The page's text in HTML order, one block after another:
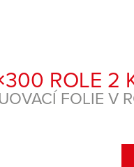
ROLE 2
FOLIE V